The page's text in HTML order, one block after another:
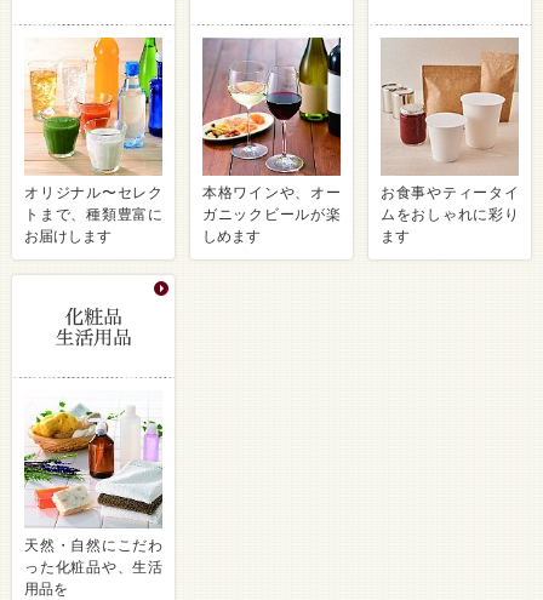
オリジナル〜セレク
トまで、種類豊富に
お届けします
本格ワインや、オー
ガニックビールが楽
しめます
お食事やティータイ
ムをおしゃれに彩り
ます
天然・自然にこだわ
った化粧品や、生活
用品を